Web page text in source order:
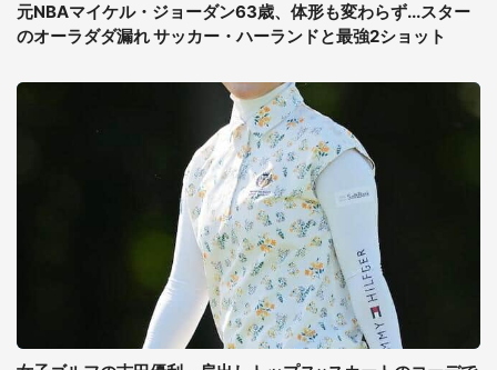
元NBAマイケル・ジョーダン63歳、体形も変わらず...スター
のオーラダダ漏れ サッカー・ハーランドと最強2ショット